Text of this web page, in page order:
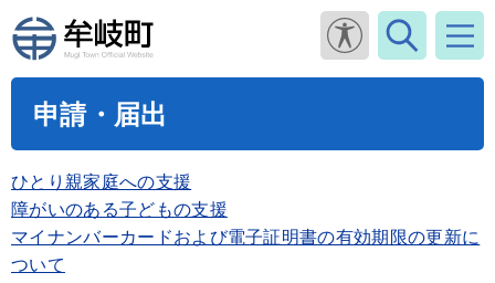
申請・届出
ひとり親家庭への支援
障がいのある子どもの支援
マイナンバーカードおよび電子証明書の有効期限の更新に
ついて